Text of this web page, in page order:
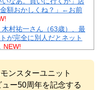
額おかしくね？」←お前
木村祐一さん（63歳）、最
が完全に別人だとネット
NEW!
ｗｗｗｗｗｗｗｗｗｗｗ
ンスターユニット
ュー50周年を記念する